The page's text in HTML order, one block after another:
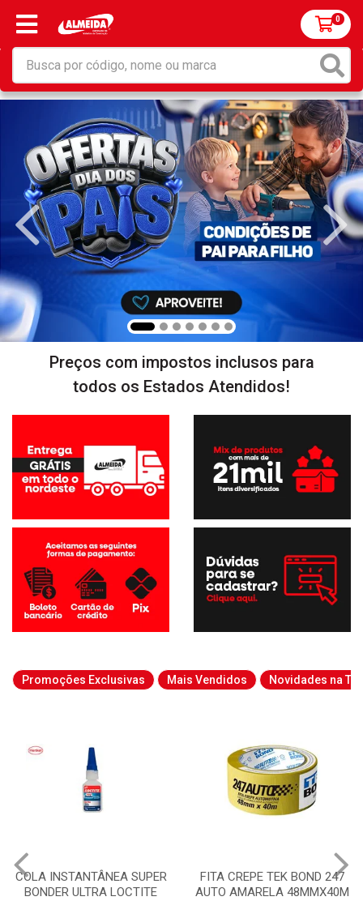
0
Preços com impostos inclusos para
todos os Estados Atendidos!
Promoções Exclusivas Mais Vendidos Novidades na
SUPER
ULTRA LOCTITE
FITA CREPE TEK BOND 247
AUTO AMARELA 48MMX40M